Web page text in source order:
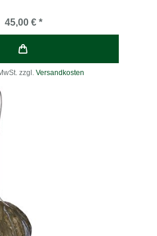
45,00 € *
zzgl. Versandkosten